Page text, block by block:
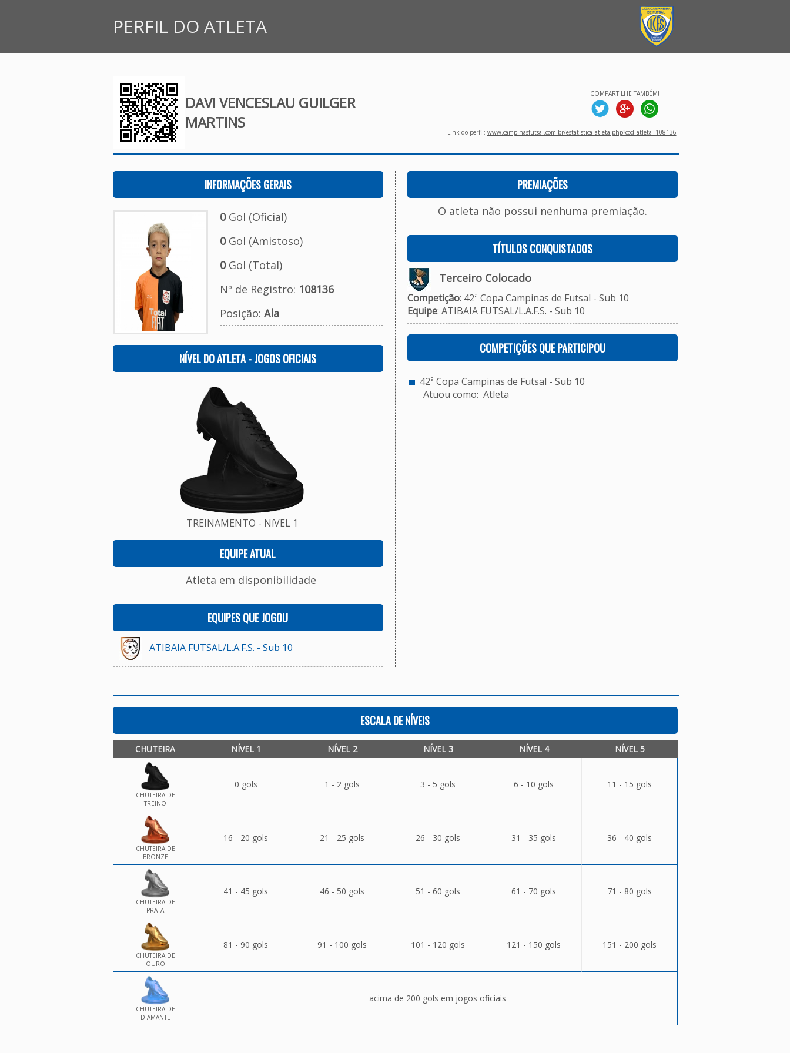
PERFIL DO ATLETA
DAVI VENCESLAU GUILGER
MARTINS
COMPARTILHE TAMBÉM!
Link do perfil: www.campinasfutsal.com.br/estatistica_atleta.php?cod_atleta=108136
INFORMAÇÕES GERAIS
0Gol (Oficial)
0Gol (Amistoso)
0Gol (Total)
Nº de Registro: 108136
Posição: Ala
NÍVEL DO ATLETA - JOGOS OFICIAIS
TREINAMENTO - NíVEL 1
EQUIPE ATUAL
Atleta em disponibilidade
EQUIPES QUE JOGOU
ATIBAIA FUTSAL/L.A.F.S. - Sub 10
PREMIAÇÕES
O atleta não possui nenhuma premiação.
TÍTULOS CONQUISTADOS
Terceiro Colocado
Competição: 42ª Copa Campinas de Futsal - Sub 10
Equipe: ATIBAIA FUTSAL/L.A.F.S. - Sub 10
COMPETIÇÕES QUE PARTICIPOU
42ª Copa Campinas de Futsal - Sub 10
Atuou como: Atleta
ESCALA DE NÍVEIS
CHUTEIRA NÍVEL 1 NÍVEL 2 NÍVEL 3 NÍVEL 4 NÍVEL 5
CHUTEIRA DE
TREINO
0 gols 1 - 2 gols 3 - 5 gols 6 - 10 gols 11 - 15 gols
CHUTEIRA DE
BRONZE
16 - 20 gols 21 - 25 gols 26 - 30 gols 31 - 35 gols 36 - 40 gols
CHUTEIRA DE
PRATA
41 - 45 gols 46 - 50 gols 51 - 60 gols 61 - 70 gols 71 - 80 gols
CHUTEIRA DE
OURO
81 - 90 gols 91 - 100 gols 101 - 120 gols 121 - 150 gols 151 - 200 gols
CHUTEIRA DE
DIAMANTE
acima de 200 gols em jogos oficiais